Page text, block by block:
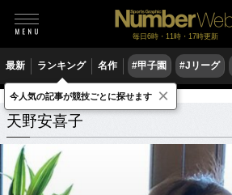
毎日6時・11時・17時更新
最新 ランキング 名作 #甲子園 #Jリーグ
天野安喜子 関連記事
天野安喜子
今人気の記事が競技ごとに探せます ×